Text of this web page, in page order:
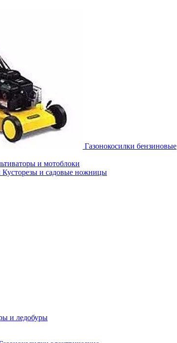
Газонокосилки бензиновые
и мотоблоки
Кусторезы и садовые ножницы
и ледобуры